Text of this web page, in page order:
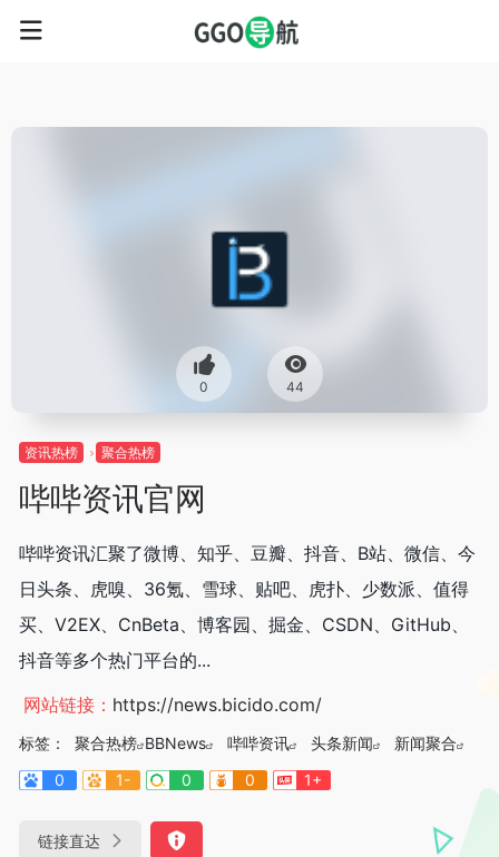
0 44
资讯热榜 聚合热榜
哔哔资讯官网
哔哔资讯汇聚了微博、知乎、豆瓣、抖音、B站、微信、今
日头条、虎嗅、36氪、雪球、贴吧、虎扑、少数派、值得
买、V2EX、CnBeta、博客园、掘金、CSDN、GitHub、
抖音等多个热门平台的...
网站链接： https://news.bicido.com/
标签： 聚合热榜 BBNews 哔哔资讯 头条新闻
新闻聚合
0
1- 0 0 1+
链接直达